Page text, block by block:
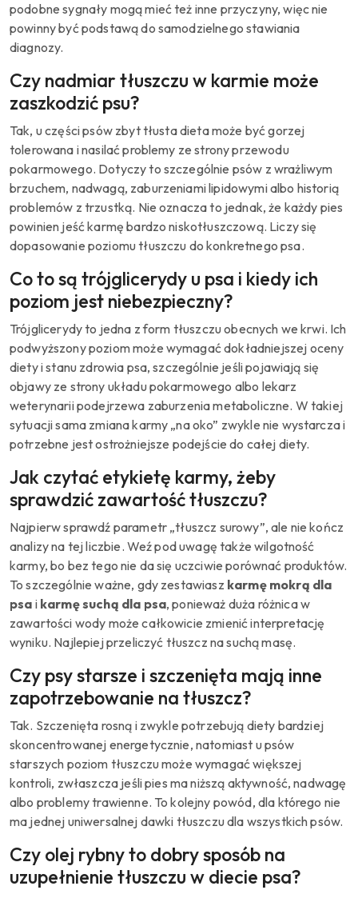
podobne sygnały mogą mieć też inne przyczyny, więc nie
powinny być podstawą do samodzielnego stawiania
diagnozy.
Czy nadmiar tłuszczu w karmie może
zaszkodzić psu?
Tak, u części psów zbyt tłusta dieta może być gorzej
tolerowana i nasilać problemy ze strony przewodu
pokarmowego. Dotyczy to szczególnie psów z wrażliwym
brzuchem, nadwagą, zaburzeniami lipidowymi albo historią
problemów z trzustką. Nie oznacza to jednak, że każdy pies
powinien jeść karmę bardzo niskotłuszczową. Liczy się
dopasowanie poziomu tłuszczu do konkretnego psa.
Co to są trójglicerydy u psa i kiedy ich
poziom jest niebezpieczny?
Trójglicerydy to jedna z form tłuszczu obecnych we krwi. Ich
podwyższony poziom może wymagać dokładniejszej oceny
diety i stanu zdrowia psa, szczególnie jeśli pojawiają się
objawy ze strony układu pokarmowego albo lekarz
weterynarii podejrzewa zaburzenia metaboliczne. W takiej
sytuacji sama zmiana karmy „na oko” zwykle nie wystarcza i
potrzebne jest ostrożniejsze podejście do całej diety.
Jak czytać etykietę karmy, żeby
sprawdzić zawartość tłuszczu?
Najpierw sprawdź parametr „tłuszcz surowy”, ale nie kończ
analizy na tej liczbie. Weź pod uwagę także wilgotność
karmy, bo bez tego nie da się uczciwie porównać produktów.
To szczególnie ważne, gdy zestawiasz karmę mokrą dla
psa i karmę suchą dla psa, ponieważ duża różnica w
zawartości wody może całkowicie zmienić interpretację
wyniku. Najlepiej przeliczyć tłuszcz na suchą masę.
Czy psy starsze i szczenięta mają inne
zapotrzebowanie na tłuszcz?
Tak. Szczenięta rosną i zwykle potrzebują diety bardziej
skoncentrowanej energetycznie, natomiast u psów
starszych poziom tłuszczu może wymagać większej
kontroli, zwłaszcza jeśli pies ma niższą aktywność, nadwagę
albo problemy trawienne. To kolejny powód, dla którego nie
ma jednej uniwersalnej dawki tłuszczu dla wszystkich psów.
Czy olej rybny to dobry sposób na
uzupełnienie tłuszczu w diecie psa?